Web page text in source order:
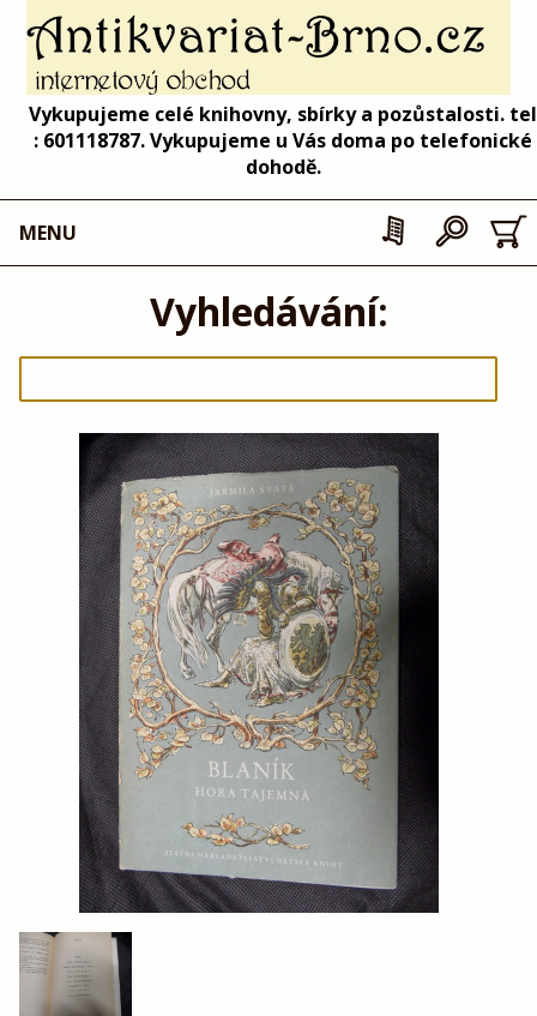
Vykupujeme celé knihovny, sbírky a pozůstalosti. tel
: 601118787. Vykupujeme u Vás doma po telefonické
dohodě.
MENU
Vyhledávání: